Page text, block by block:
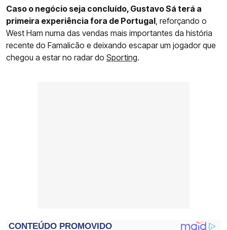
Caso o negócio seja concluído, Gustavo Sá terá a
primeira experiência fora de Portugal, reforçando o
West Ham numa das vendas mais importantes da história
recente do Famalicão e deixando escapar um jogador que
chegou a estar no radar do Sporting.